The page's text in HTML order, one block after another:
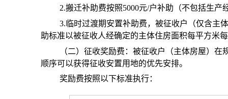
2.搬迁补助费按照5000元/户补助（不包括生产
3.临时过渡期安置补助费，被征收户（仅含主
助标准以被征收人经确定的主体住房面积每平方米
（二）征收奖励费：被征收户（主体房屋）
顺序可以获得征收安置用地的优先安排。
奖励费按照以下标准执行：